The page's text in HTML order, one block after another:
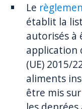
Le
établit la
autorisés à
application
(UE) 2015/
aliments
être mis